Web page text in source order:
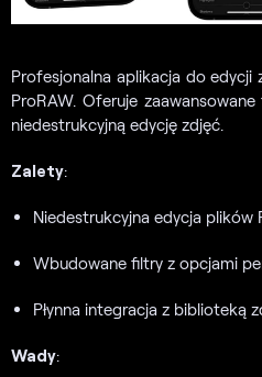
Profesjonalna aplikacja do edycji
ProRAW. Oferuje
niedestrukcyjną edycję zdjęć.
Zalety:
Niedestrukcyjna edycja plików
Wbudowane filtry z opcjami
Płynna integracja z biblioteką
Wady: